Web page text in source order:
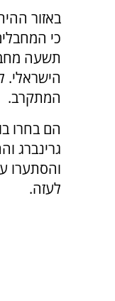
באזור
כי
תשעה
הישראלי.
המתקרב.
הם בחרו
גרינברג
והסתערו
לעזה.